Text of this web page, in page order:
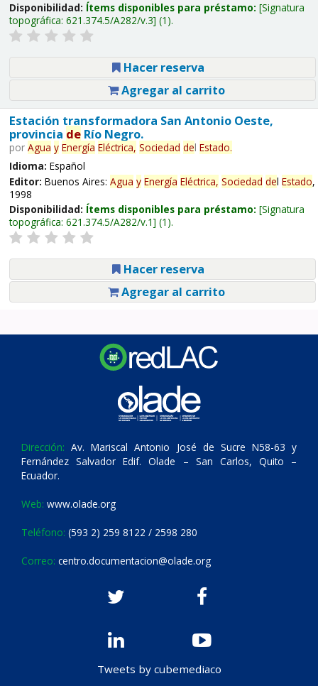
Disponibilidad: Ítems disponibles para préstamo: Signatura
topográfica: 621.374.5/A282/v.3 (1).
Hacer reserva
Agregar al carrito
Estación transformadora San Antonio Oeste,
provincia deRío Negro.
por Agua y Energía Eléctrica, Sociedad del Estado.
Idioma: Español
Editor: Buenos Aires: Agua y Energía Eléctrica, Sociedad del Estado,
1998
Disponibilidad: Ítems disponibles para préstamo: Signatura
topográfica: 621.374.5/A282/v.1 (1).
Hacer reserva
Agregar al carrito
Dirección: Av. Mariscal Antonio José de Sucre N58-63 y
Fernández Salvador Edif. Olade – San Carlos, Quito –
Ecuador.
Web: www.olade.org
Teléfono: (593 2) 259 8122 / 2598 280
Correo: centro.documentacion@olade.org
Tweets by cubemediaco